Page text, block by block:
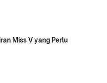
Miss V yang Perlu